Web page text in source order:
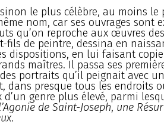
le plus célèbre, au moins le
nom, car ses ouvrages sont
qu’on reproche aux œuvres
fils de peintre, dessina en
dispositions, en lui faisant
maîtres. Il passa ses
portraits qu’il peignait avec
dans presque tous les endroits
d’un genre plus élevé, parmi
de Saint-Joseph, une
.